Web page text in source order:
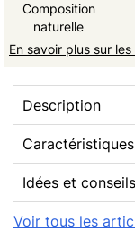
Composition
naturelle
En savoir plus sur
Description
Caractéristiques
Idées et conseils
Voir tous les